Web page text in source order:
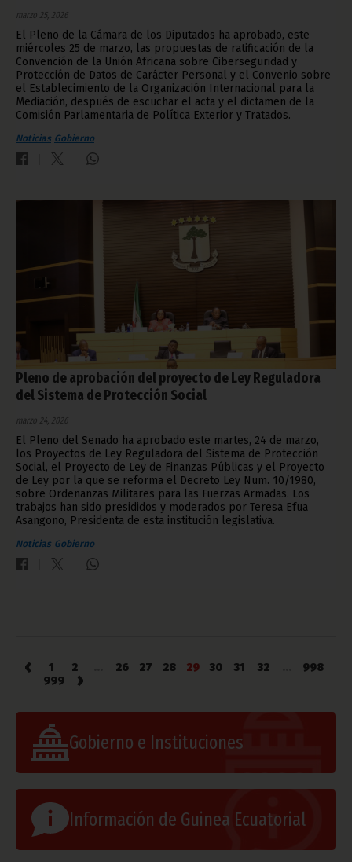
marzo 25, 2026
El Pleno de la Cámara de los Diputados ha aprobado, este
miércoles 25 de marzo, las propuestas de ratificación de la
Convención de la Unión Africana sobre Ciberseguridad y
Protección de Datos de Carácter Personal y el Convenio sobre
el Establecimiento de la Organización Internacional para la
Mediación, después de escuchar el acta y el dictamen de la
Comisión Parlamentaria de Política Exterior y Tratados.
Noticias Gobierno
Pleno de aprobación del proyecto de Ley Reguladora
del Sistema de Protección Social
marzo 24, 2026
El Pleno del Senado ha aprobado este martes, 24 de marzo,
los Proyectos de Ley Reguladora del Sistema de Protección
Social, el Proyecto de Ley de Finanzas Públicas y el Proyecto
de Ley por la que se reforma el Decreto Ley Num. 10/1980,
sobre Ordenanzas Militares para las Fuerzas Armadas. Los
trabajos han sido presididos y moderados por Teresa Efua
Asangono, Presidenta de esta institución legislativa.
Noticias Gobierno
‹ 1 2 26 27 28 29 30 31 32
998
999
›
Gobierno e Instituciones
Información de Guinea Ecuatorial